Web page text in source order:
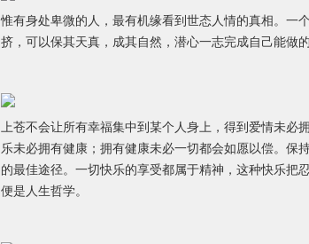
惟有身处卑微的人，最有机缘看到世态人情的真相。一
挤，可以保其天真，成其自然，潜心一志完成自己能做的
上苍不会让所有幸福集中到某个人身上，得到爱情未必
乐未必拥有健康；拥有健康未必一切都会如愿以偿。保
的最佳途径。一切快乐的享受都属于精神，这种快乐把
便是人生哲学。